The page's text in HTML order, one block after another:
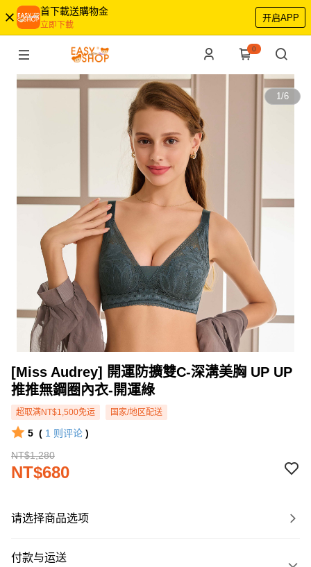
首下載送購物金
立即下載
开启APP
0
1/6
[Miss Audrey] 開運防擴雙C-深溝美胸 UP UP
推推無鋼圈內衣-開運綠
超取满NT$1,500免运 国家/地区配送
5 ( 1 则评论 )
NT$1,280
NT$680
请选择商品选项
付款与运送